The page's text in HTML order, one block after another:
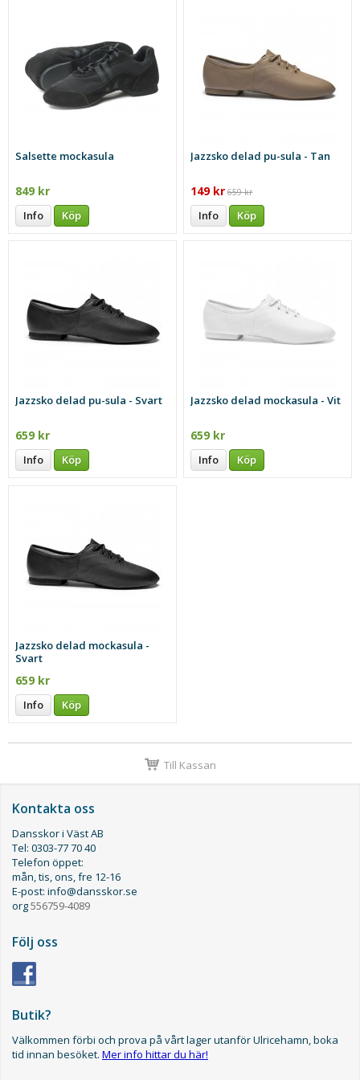
Salsette mockasula
849 kr
Info Köp
Jazzsko delad pu-sula - Tan
149 kr 659 kr
Info Köp
Jazzsko delad pu-sula - Svart
659 kr
Info Köp
Jazzsko delad mockasula - Vit
659 kr
Info Köp
Jazzsko delad mockasula -
Svart
659 kr
Info Köp
Till Kassan
Kontakta oss
Dansskor i Väst AB
Tel: 0303-77 70 40
Telefon öppet:
mån, tis, ons, fre 12-16
E-post: info@dansskor.se
org556759-4089
Följ oss
Butik?
Välkommen förbi och prova på vårt lager utanför Ulricehamn, boka
tid innan besöket. Mer info hittar du här!